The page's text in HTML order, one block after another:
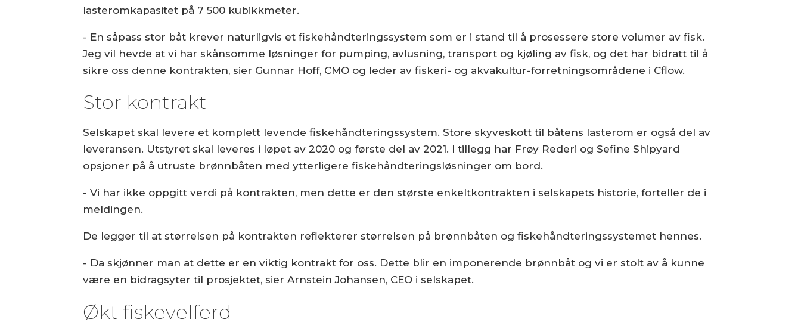
lasteromkapasitet på 7 500 kubikkmeter.
- En såpass stor båt krever naturligvis et fiskehåndteringssystem som er i stand til å prosessere store volumer av fisk.
Jeg vil hevde at vi har skånsomme løsninger for pumping, avlusning, transport og kjøling av fisk, og det har bidratt til å
sikre oss denne kontrakten, sier Gunnar Hoff, CMO og leder av fiskeri- og akvakultur-forretningsområdene i Cflow.
Stor kontrakt
Selskapet skal levere et komplett levende fiskehåndteringssystem. Store skyveskott til båtens lasterom er også del av
leveransen. Utstyret skal leveres i løpet av 2020 og første del av 2021. I tillegg har Frøy Rederi og Sefine Shipyard
opsjoner på å utruste brønnbåten med ytterligere fiskehåndteringsløsninger om bord.
- Vi har ikke oppgitt verdi på kontrakten, men dette er den største enkeltkontrakten i selskapets historie, forteller de i
meldingen.
De legger til at størrelsen på kontrakten reflekterer størrelsen på brønnbåten og fiskehåndteringssystemet hennes.
- Da skjønner man at dette er en viktig kontrakt for oss. Dette blir en imponerende brønnbåt og vi er stolt av å kunne
være en bidragsyter til prosjektet, sier Arnstein Johansen, CEO i selskapet.
Økt fiskevelferd